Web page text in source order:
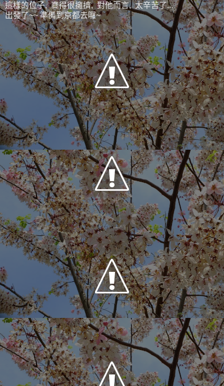
這樣的位子, 真得很擁擠, 對他而言, 太辛苦了...
出發了~~ 準備到京都去囉~